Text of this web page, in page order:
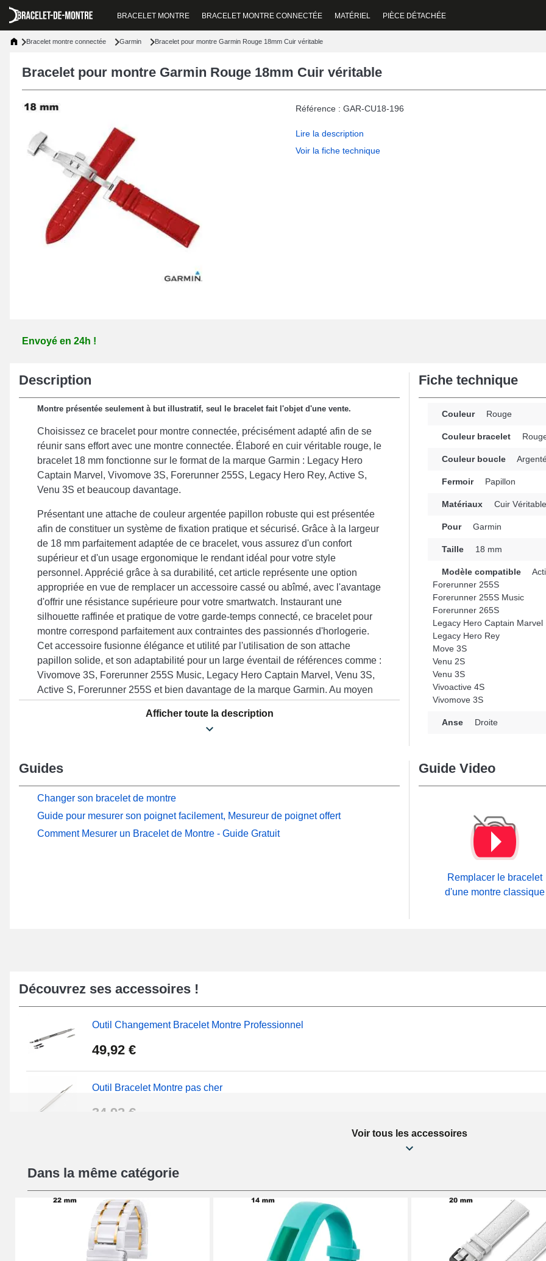
BRACELET MONTRE BRACELET MONTRE CONNECTÉE MATÉRIEL PIÈCE DÉTACHÉE
Bracelet montre connectée Garmin Bracelet pour montre Garmin Rouge 18mm Cuir véritable
Bracelet pour montre Garmin Rouge 18mm Cuir véritable
Référence : GAR-CU18-196
Lire la description
Voir la fiche technique
Envoyé en 24h !
Description
Montre présentée seulement à but illustratif, seul le bracelet fait l'objet d'une vente.
Choisissez ce bracelet pour montre connectée, précisément adapté afin de se
réunir sans effort avec une montre connectée. Élaboré en cuir véritable rouge, le
bracelet 18 mm fonctionne sur le format de la marque Garmin : Legacy Hero
Captain Marvel, Vivomove 3S, Forerunner 255S, Legacy Hero Rey, Active S,
Venu 3S et beaucoup davantage.
Présentant une attache de couleur argentée papillon robuste qui est présentée
afin de constituer un système de fixation pratique et sécurisé. Grâce à la largeur
de 18 mm parfaitement adaptée de ce bracelet, vous assurez d'un confort
supérieur et d'un usage ergonomique le rendant idéal pour votre style
personnel. Apprécié grâce à sa durabilité, cet article représente une option
appropriée en vue de remplacer un accessoire cassé ou abîmé, avec l'avantage
d'offrir une résistance supérieure pour votre smartwatch. Instaurant une
silhouette raffinée et pratique de votre garde-temps connecté, ce bracelet pour
montre correspond parfaitement aux contraintes des passionnés d'horlogerie.
Cet accessoire fusionne élégance et utilité par l'utilisation de son attache
papillon solide, et son adaptabilité pour un large éventail de références comme :
Vivomove 3S, Forerunner 255S Music, Legacy Hero Captain Marvel, Venu 3S,
Active S, Forerunner 255S et bien davantage de la marque Garmin. Au moyen
idéalement à de nombreuses options compatibles pour une utilisation
Afficher toute la description
Fiche technique
Couleur Rouge
Couleur bracelet
Couleur boucle
Fermoir Papillon
Matériaux Cuir Véritable
Pour Garmin
Taille 18 mm
Modèle compatible
Forerunner 255S
Forerunner 255S Music
Forerunner 265S
Legacy Hero Captain Marvel
Legacy Hero Rey
Move 3S
Venu 2S
Venu 3S
Vivoactive 4S
Vivomove 3S
Anse Droite
Guides
Changer son bracelet de montre
Guide pour mesurer son poignet facilement, Mesureur de poignet offert
Comment Mesurer un Bracelet de Montre - Guide Gratuit
Guide Video
Remplacer le bracelet
d'une montre classique
Découvrez ses accessoires !
Outil Changement Bracelet Montre Professionnel
49,92 €
Outil Bracelet Montre pas cher
34,92 €
16,90 €
Pied à Coulisse Numérique
9,90 €
Voir tous les accessoires
Dans la même catégorie